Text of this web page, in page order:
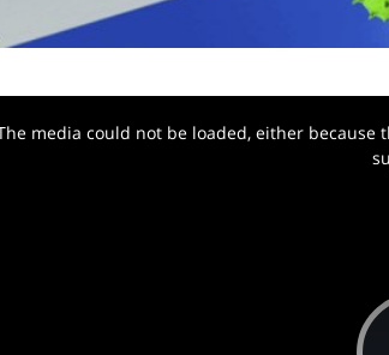
media could not be loaded, either